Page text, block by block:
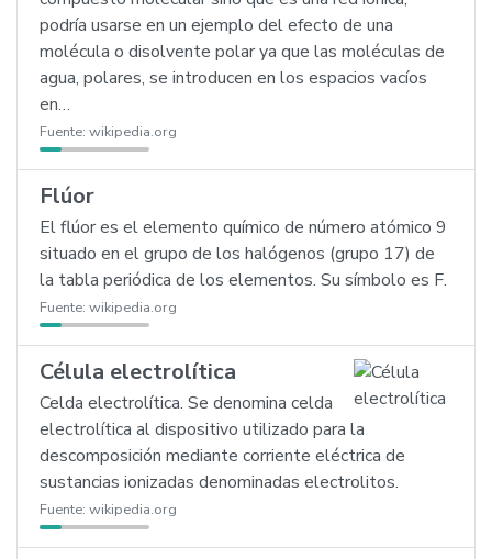
podría usarse en un ejemplo del efecto de una
molécula o disolvente polar ya que las moléculas de
agua, polares, se introducen en los espacios vacíos
en…
Fuente: wikipedia.org
Flúor
El flúor es el elemento químico de número atómico 9
situado en el grupo de los halógenos (grupo 17) de
la tabla periódica de los elementos. Su símbolo es F.
Fuente: wikipedia.org
Célula electrolítica
Celda electrolítica. Se denomina celda
electrolítica al dispositivo utilizado para la
descomposición mediante corriente eléctrica de
sustancias ionizadas denominadas electrolitos.
Fuente: wikipedia.org